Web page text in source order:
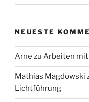
NEUESTE
Arne zu Arbeiten
Mathias Magdowski
Lichtführung